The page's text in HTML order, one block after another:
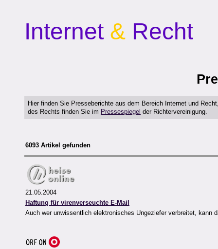
Internet & Recht
Hier finden Sie Presseberichte aus dem Bereich Internet und
des Rechts finden Sie im Pressespiegel der Richtervereinigung.
6093 Artikel gefunden
21.05.2004
Haftung für virenverseuchte E-Mail
Auch wer unwissentlich elektronisches Ungeziefer verbreitet, kann